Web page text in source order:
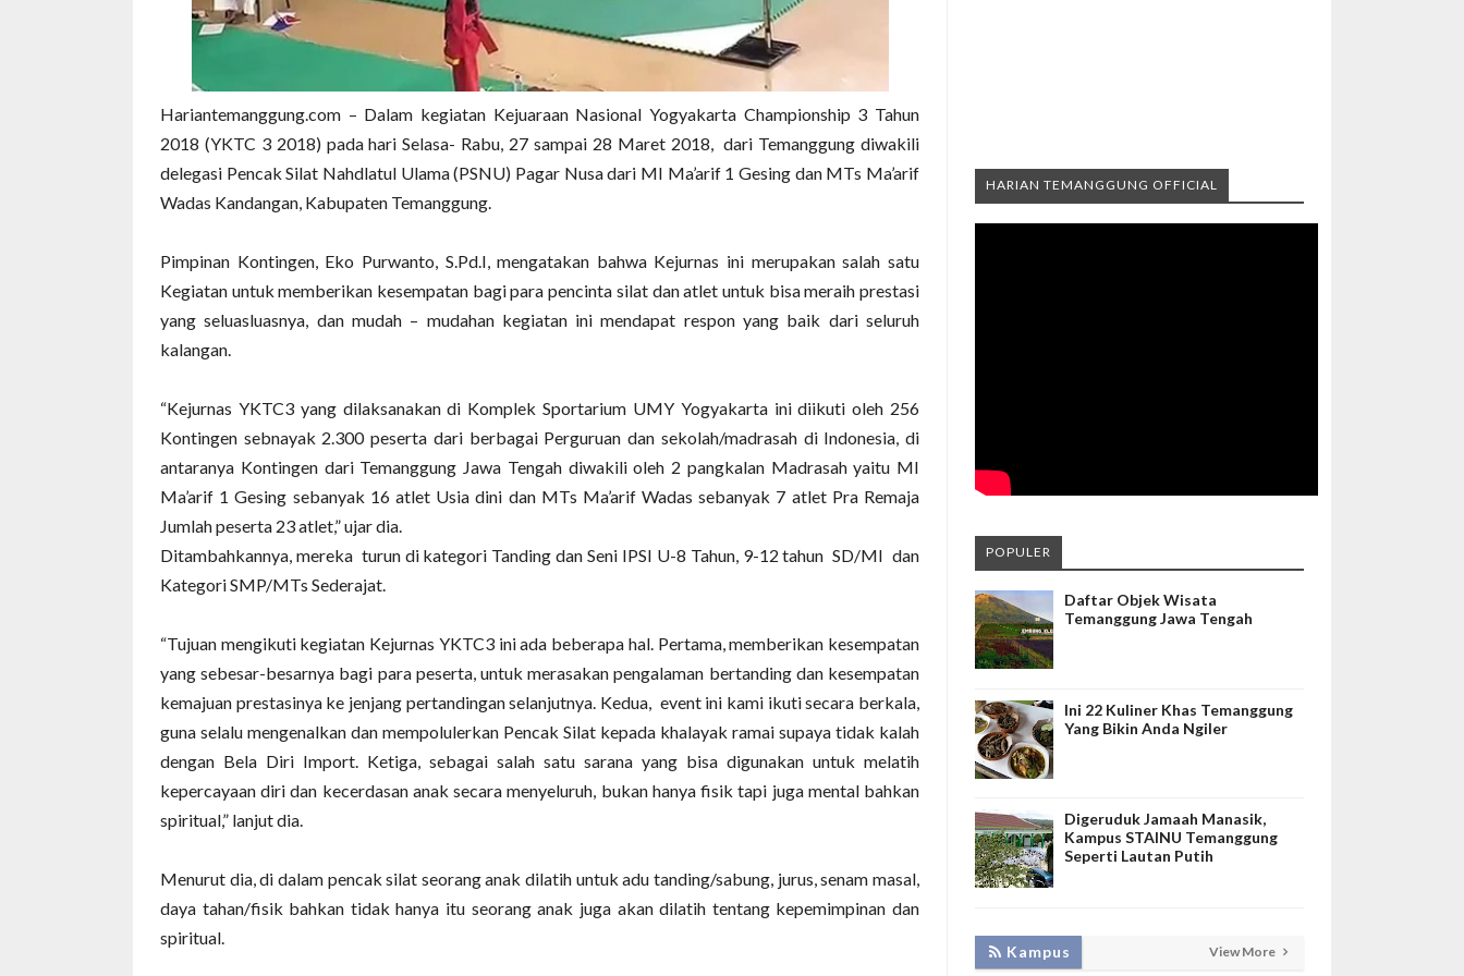
Hariantemanggung.com – Dalam kegiatan Kejuaraan Nasional Yogyakarta Championship 3 Tahun
2018 (YKTC 3 2018) pada hari Selasa- Rabu, 27 sampai 28 Maret 2018, dari Temanggung diwakili
delegasi Pencak Silat Nahdlatul Ulama (PSNU) Pagar Nusa dari MI Ma’arif 1 Gesing dan MTs Ma’arif
Wadas Kandangan, Kabupaten Temanggung.
Pimpinan Kontingen, Eko Purwanto, S.Pd.I, mengatakan bahwa Kejurnas ini merupakan salah satu
Kegiatan untuk memberikan kesempatan bagi para pencinta silat dan atlet untuk bisa meraih prestasi
yang seluasluasnya, dan mudah – mudahan kegiatan ini mendapat respon yang baik dari seluruh
kalangan.
“Kejurnas YKTC3 yang dilaksanakan di Komplek Sportarium UMY Yogyakarta ini diikuti oleh 256
Kontingen sebnayak 2.300 peserta dari berbagai Perguruan dan sekolah/madrasah di Indonesia, di
antaranya Kontingen dari Temanggung Jawa Tengah diwakili oleh 2 pangkalan Madrasah yaitu MI
Ma’arif 1 Gesing sebanyak 16 atlet Usia dini dan MTs Ma’arif Wadas sebanyak 7 atlet Pra Remaja
Jumlah peserta 23 atlet,” ujar dia.
Ditambahkannya, mereka turun di kategori Tanding dan Seni IPSI U-8 Tahun, 9-12 tahun SD/MI dan
Kategori SMP/MTs Sederajat.
“Tujuan mengikuti kegiatan Kejurnas YKTC3 ini ada beberapa hal. Pertama, memberikan kesempatan
yang sebesar-besarnya bagi para peserta, untuk merasakan pengalaman bertanding dan kesempatan
kemajuan prestasinya ke jenjang pertandingan selanjutnya. Kedua, event ini kami ikuti secara berkala,
guna selalu mengenalkan dan mempolulerkan Pencak Silat kepada khalayak ramai supaya tidak kalah
dengan Bela Diri Import. Ketiga, sebagai salah satu sarana yang bisa digunakan untuk melatih
kepercayaan diri dan kecerdasan anak secara menyeluruh, bukan hanya fisik tapi juga mental bahkan
spiritual,” lanjut dia.
Menurut dia, di dalam pencak silat seorang anak dilatih untuk adu tanding/sabung, jurus, senam masal,
daya tahan/fisik bahkan tidak hanya itu seorang anak juga akan dilatih tentang kepemimpinan dan
spiritual.
HARIAN TEMANGGUNG OFFICIAL
POPULER
Daftar Objek Wisata
Temanggung Jawa Tengah
Ini 22 Kuliner Khas Temanggung
Yang Bikin Anda Ngiler
Digeruduk Jamaah Manasik,
Kampus STAINU Temanggung
Seperti Lautan Putih
Kampus View More
LAKUKAN BIMTEK RPL, INISNU